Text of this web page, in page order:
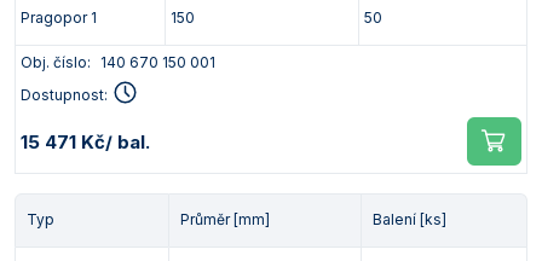
Pragopor 1 150 50
Obj. číslo:
140 670 150 001
Dostupnost:
15 471 Kč/ bal.
Typ Průměr [mm] Balení [ks]